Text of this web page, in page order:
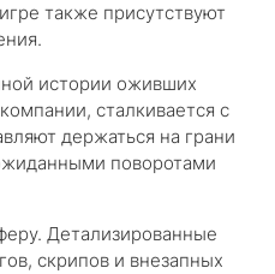
также присутствуют
истории оживших
сталкивается с
держаться на грани
поворотами
Детализированные
скрипов и внезапных